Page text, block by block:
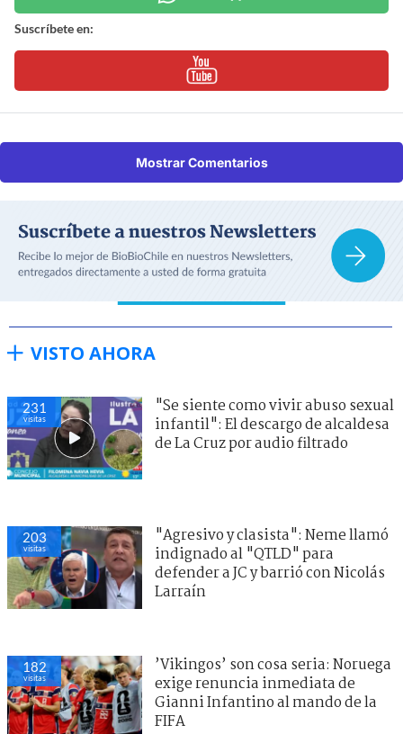
Suscríbete en:
Mostrar Comentarios
VISTO AHORA
231
visitas
"Se siente como vivir abuso sexual
infantil": El descargo de alcaldesa
de La Cruz por audio filtrado
203
visitas
"Agresivo y clasista": Neme llamó
indignado al "QTLD" para
defender a JC y barrió con Nicolás
Larraín
182
visitas
’Vikingos’ son cosa seria: Noruega
exige renuncia inmediata de
Gianni Infantino al mando de la
FIFA